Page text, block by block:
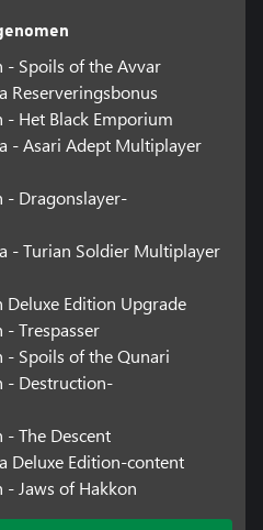
Spoils of the Avvar
Reserveringsbonus
Het Black Emporium
- Asari Adept Multiplayer
- Dragonslayer-
- Turian Soldier Multiplayer
Edition Upgrade
Trespasser
Spoils of the Qunari
- Destruction-
The Descent
Deluxe Edition-content
Jaws of Hakkon